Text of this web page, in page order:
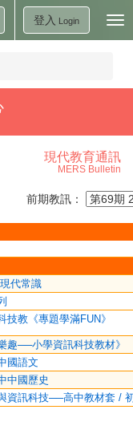
登入 Login
現代教育通訊
MERS Bulletin
前期教訊：
代常識
技教《專題學滿FUN》
趣──小學資訊科技教材》
國語文
中國歷史
資訊科技──高中教材套 /